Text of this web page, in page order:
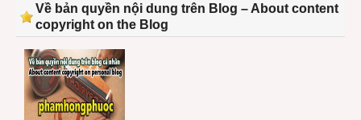
Về bản quyền nội dung trên Blog – About content
copyright on the Blog